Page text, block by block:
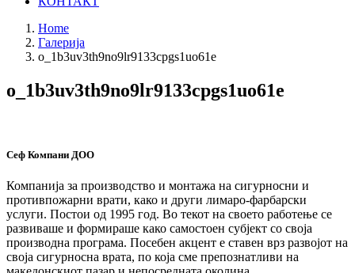
Home
Галерија
o_1b3uv3th9no9lr9133cpgs1uo61e
o_1b3uv3th9no9lr9133cpgs1uo61e
Сеф Компани ДОО
Компанија за производство и монтажа на сигурносни и
противпожарни врати, како и други лимаро-фарбарски
услуги. Постои од 1995 год. Во текот на своето работење се
развиваше и формираше како самостоен субјект со своја
производна програма. Посебен акцент е ставен врз развојот на
своја сигурносна врата, по која сме препознатливи на